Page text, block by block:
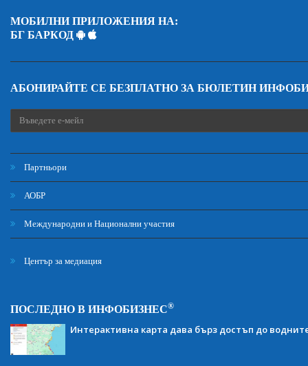
МОБИЛНИ ПРИЛОЖЕНИЯ НА:
БГ БАРКОД
АБОНИРАЙТЕ СЕ БЕЗПЛАТНО ЗА БЮЛЕТИН
Партньори
АОБР
Международни и Национални участия
Център за медиация
ПОСЛЕДНО В ИНФОБИЗНЕС®
Интерактивна карта дава бърз достъп до